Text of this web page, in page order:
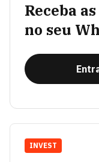
Receba
no seu
INVEST